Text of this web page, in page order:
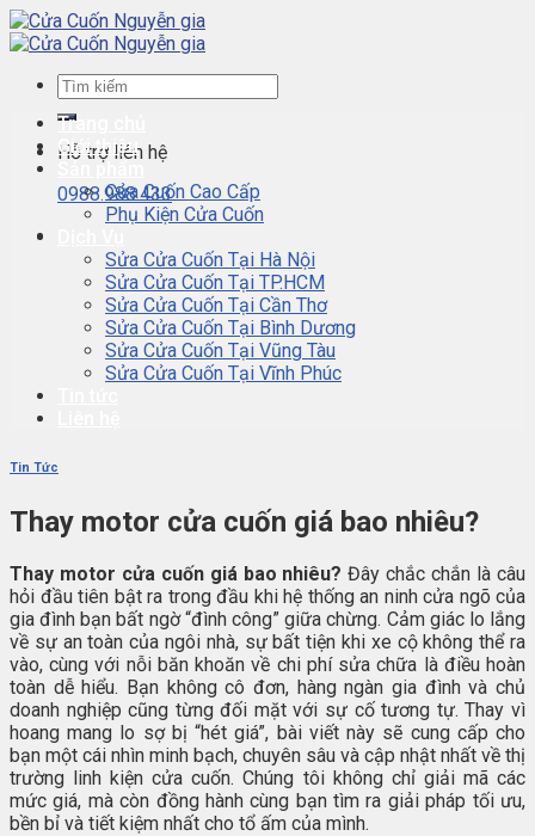
Skip
to
Hỗ trợ liên hệ
0988.988.433
Trang chủ
Giới thiệu
Sản phẩm
Cửa Cuốn Cao Cấp
Phụ Kiện Cửa Cuốn
Sửa Cửa Cuốn Tại Hà Nội
Sửa Cửa Cuốn Tại TP.HCM
Sửa Cửa Cuốn Tại Cần Thơ
Sửa Cửa Cuốn Tại Bình Dương
Sửa Cửa Cuốn Tại Vũng Tàu
Sửa Cửa Cuốn Tại Vĩnh Phúc
Tin Tức
Thay motor cửa cuốn giá bao nhiêu?
Thay motor cửa cuốn giá bao nhiêu? Đây chắc chắn là câu
hỏi đầu tiên bật ra trong đầu khi hệ thống an ninh cửa ngõ của
gia đình bạn bất ngờ “đình công” giữa chừng. Cảm giác lo lắng
về sự an toàn của ngôi nhà, sự bất tiện khi xe cộ không thể ra
vào, cùng với nỗi băn khoăn về chi phí sửa chữa là điều hoàn
toàn dễ hiểu. Bạn không cô đơn, hàng ngàn gia đình và chủ
doanh nghiệp cũng từng đối mặt với sự cố tương tự. Thay vì
hoang mang lo sợ bị “hét giá”, bài viết này sẽ cung cấp cho
bạn một cái nhìn minh bạch, chuyên sâu và cập nhật nhất về thị
trường linh kiện cửa cuốn. Chúng tôi không chỉ giải mã các
mức giá, mà còn đồng hành cùng bạn tìm ra giải pháp tối ưu,
bền bỉ và tiết kiệm nhất cho tổ ấm của mình.